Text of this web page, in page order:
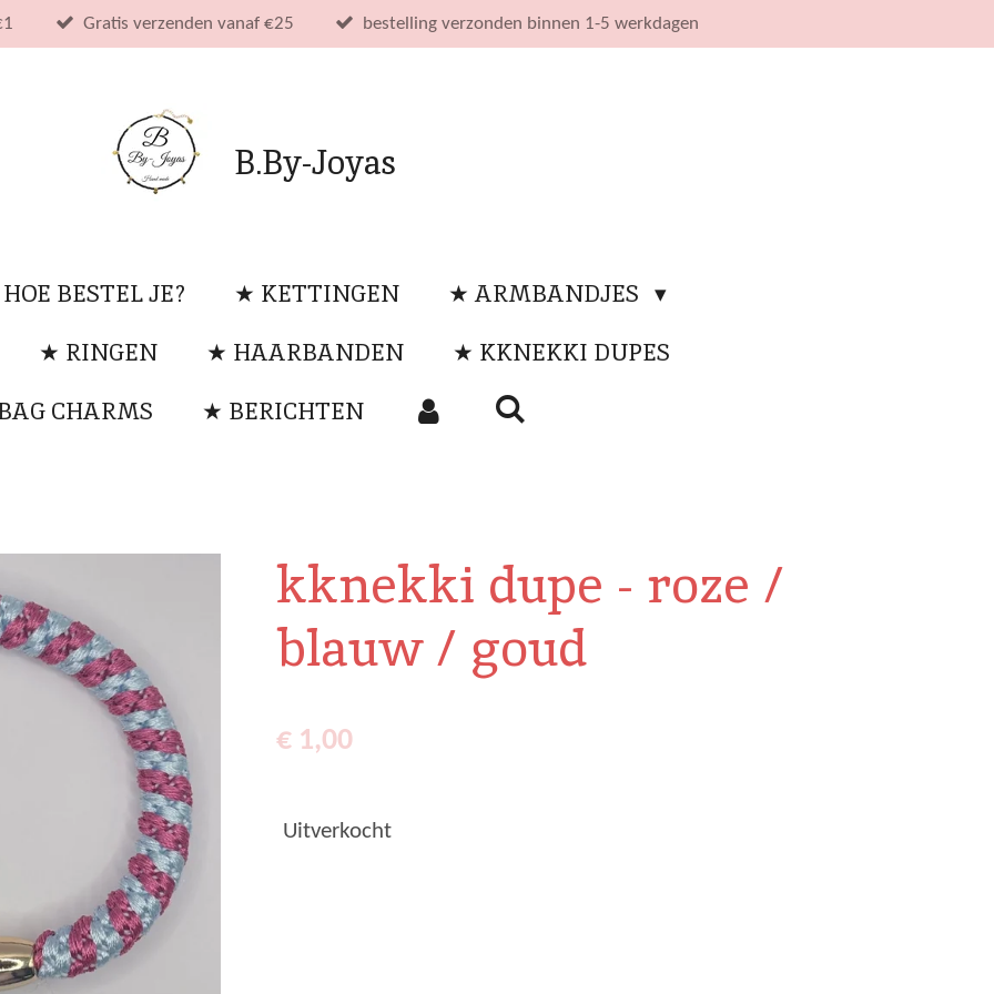
Gratis verzenden vanaf €25 bestelling verzonden binnen 1-5 werkdagen
B.By-Joyas
BESTEL JE? ★ KETTINGEN
★ ARMBANDJES
★ RINGEN ★ HAARBANDEN
★ KKNEKKI DUPES
CHARMS
★ BERICHTEN
kknekki dupe - roze /
blauw / goud
€ 1,00
Uitverkocht